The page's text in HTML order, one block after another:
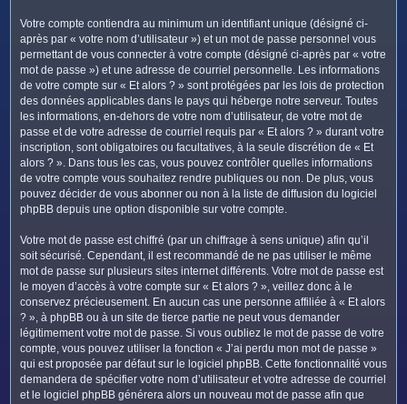
Votre compte contiendra au minimum un identifiant unique (désigné ci-
après par « votre nom d’utilisateur ») et un mot de passe personnel vous
permettant de vous connecter à votre compte (désigné ci-après par « votre
mot de passe ») et une adresse de courriel personnelle. Les informations
de votre compte sur « Et alors ? » sont protégées par les lois de protection
des données applicables dans le pays qui héberge notre serveur. Toutes
les informations, en-dehors de votre nom d’utilisateur, de votre mot de
passe et de votre adresse de courriel requis par « Et alors ? » durant votre
inscription, sont obligatoires ou facultatives, à la seule discrétion de « Et
alors ? ». Dans tous les cas, vous pouvez contrôler quelles informations
de votre compte vous souhaitez rendre publiques ou non. De plus, vous
pouvez décider de vous abonner ou non à la liste de diffusion du logiciel
phpBB depuis une option disponible sur votre compte.
Votre mot de passe est chiffré (par un chiffrage à sens unique) afin qu’il
soit sécurisé. Cependant, il est recommandé de ne pas utiliser le même
mot de passe sur plusieurs sites internet différents. Votre mot de passe est
le moyen d’accès à votre compte sur « Et alors ? », veillez donc à le
conservez précieusement. En aucun cas une personne affiliée à « Et alors
? », à phpBB ou à un site de tierce partie ne peut vous demander
légitimement votre mot de passe. Si vous oubliez le mot de passe de votre
compte, vous pouvez utiliser la fonction « J’ai perdu mon mot de passe »
qui est proposée par défaut sur le logiciel phpBB. Cette fonctionnalité vous
demandera de spécifier votre nom d’utilisateur et votre adresse de courriel
et le logiciel phpBB générera alors un nouveau mot de passe afin que